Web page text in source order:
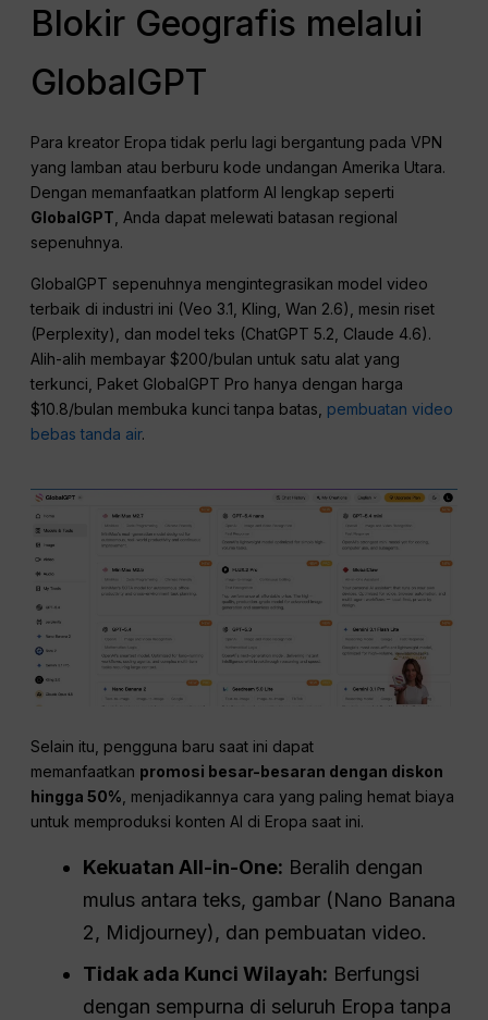
Blokir Geografis melalui
GlobalGPT
Para kreator Eropa tidak perlu lagi bergantung pada VPN
yang lamban atau berburu kode undangan Amerika Utara.
Dengan memanfaatkan platform AI lengkap seperti
GlobalGPT , Anda dapat melewati batasan regional
sepenuhnya.
GlobalGPT sepenuhnya mengintegrasikan model video
terbaik di industri ini (Veo 3.1, Kling, Wan 2.6), mesin riset
(Perplexity), dan model teks (ChatGPT 5.2, Claude 4.6).
Alih-alih membayar $200/bulan untuk satu alat yang
terkunci, Paket GlobalGPT Pro hanya dengan harga
$10.8/bulan membuka kunci tanpa batas, pembuatan video
bebas tanda air.
Selain itu, pengguna baru saat ini dapat
memanfaatkan promosi besar-besaran dengan diskon
hingga 50% , menjadikannya cara yang paling hemat biaya
untuk memproduksi konten AI di Eropa saat ini.
Kekuatan All-in-One: Beralih dengan
mulus antara teks, gambar (Nano Banana
2, Midjourney), dan pembuatan video.
Tidak ada Kunci Wilayah: Berfungsi
dengan sempurna di seluruh Eropa tanpa